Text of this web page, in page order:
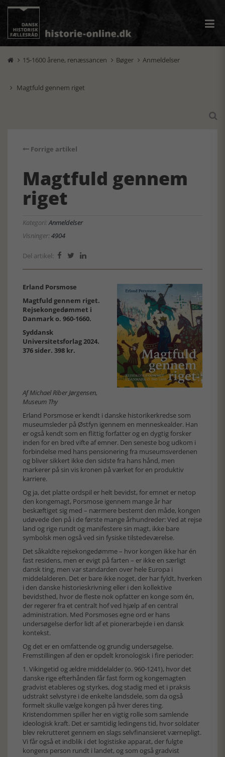
 15-1600 årene, renæssancen  Bøger  Anmeldelser
 Magtfuld gennem riget

Forrige artikel
Magtfuld gennem
riget
Kategori:Anmeldelser
Visninger:4904
Del artikel:   
Erland Porsmose
Magtfuld gennem riget.
Rejsekongedømmet i
Danmark o. 960-1660.
Syddansk
Universitetsforlag 2024.
376 sider. 398 kr.
Af Michael Riber Jørgensen,
Museum Thy
Erland Porsmose er kendt i danske historikerkredse som
museumsleder på Østfyn igennem en menneskealder. Han
er også kendt som en flittig forfatter og en dygtig forsker
inden for en bred vifte af emner. Den seneste bog udkom i
forbindelse med hans pensionering fra museumsverdenen
og bliver sikkert ikke den sidste fra hans hånd, men
markerer på sin vis kronen på værket for en produktiv
karriere.
Og ja, det platte ordspil er helt bevidst, for emnet er netop
den kongemagt, Porsmose igennem mange år har
beskæftiget sig med – nærmere bestemt den måde, kongen
udøvede den på i de første mange århundreder: Ved at rejse
land og rige rundt og manifestere sin magt, ikke bare
symbolsk men også ved sin fysiske tilstedeværelse.
Det såkaldte rejsekongedømme – hvor kongen ikke har én
fast residens, men er evigt på farten – er ikke en særligt
dansk ting, men var standarden over hele Europa i
middelalderen. Det er bare ikke noget, der har fyldt, hverken
i den danske historieskrivning eller i den kollektive
bevidsthed, hvor de fleste nok opfatter en konge som én,
der regerer fra et centralt hof ved hjælp af en central
administration. Med Porsmoses egne ord er hans
undersøgelse derfor lidt af et pionerarbejde i en dansk
kontekst.
Og det er en omfattende og grundig undersøgelse.
Fremstillingen af den er opdelt kronologisk i fire perioder:
1. Vikingetid og ældre middelalder (o. 960-1241), hvor det
danske rige efterhånden får fast form og kongemagten
gradvist etableres og styrkes, dog stadig med et i praksis
udstrakt selvstyre i de enkelte landsdele, som da også
formelt skulle vælge kongen på hver deres ting.
Kristendommen spiller her en vigtig rolle som samlende
ideologisk kraft. Det er samtidig ledingens tid, hvor soldater
blev rekrutteret gennem en slags selvfinansieret værnepligt.
Vi får også et indblik i det logistiske apparat, der fulgte
kongens person rundt i landet, og som også gradvist